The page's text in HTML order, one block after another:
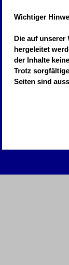
Wichtiger
Die auf
hergeleitet
der Inhalte
Trotz
Seiten sind